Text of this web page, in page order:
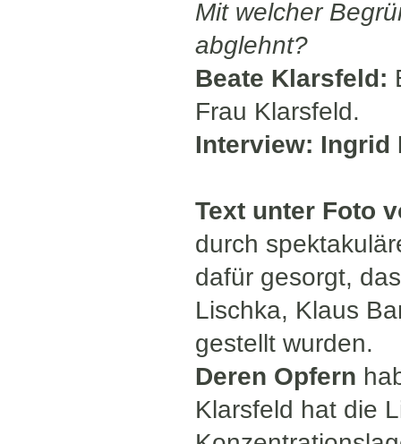
Mit welcher
abglehnt?
Beate Klarsfeld:
Frau Klarsfeld.
Interview: Ingrid
Text unter Foto
durch
dafür gesorgt,
Lischka, Klaus
gestellt wurden.
Deren Opfern
Klarsfeld hat die